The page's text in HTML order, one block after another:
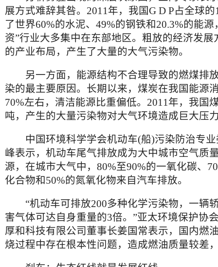
展方式难辞其咎。2011年，我国G D P占全球
了世界60%的水泥、49%的钢铁和20.3%的能源
资”行业大多集中在东部地区。粗放的经济发展
的产业布局，产生了大量的大气污染物。
另一方面，能源结构不合理导致的燃煤排
染的最主要原因。长期以来，煤炭在我国能源
70%左右，清洁能源比重偏低。2011年，我国
吨，产生的大量污染物对大气环境造成巨大压
中国环境科学学会机动车(船)污染防治专业
峰表示，机动车尾气排放成为大中城市空气质
源，在城市大气中，80%至90%的一氧化碳、
化合物和50%的氮氧化物来自汽车排放。
“机动车可排放200多种化学污染物，一辆
害气体可达自身重量的3倍。”亚太环境保护协
厚和科技有限公司董事长姜国常表示，国内燃
烧过程中存在根本性问题，造成燃油质量较差